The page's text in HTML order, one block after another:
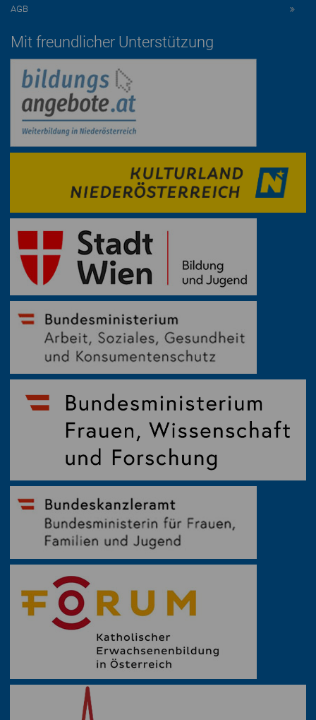
AGB
Mit freundlicher Unterstützung